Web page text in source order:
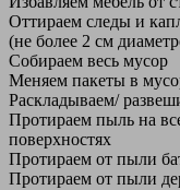
Оттираем следы и
(не более 2 см
Собираем весь мусор
Меняем пакеты в
Раскладываем/
Протираем пыль на
поверхностях
Протираем от пыли
Протираем от пыли